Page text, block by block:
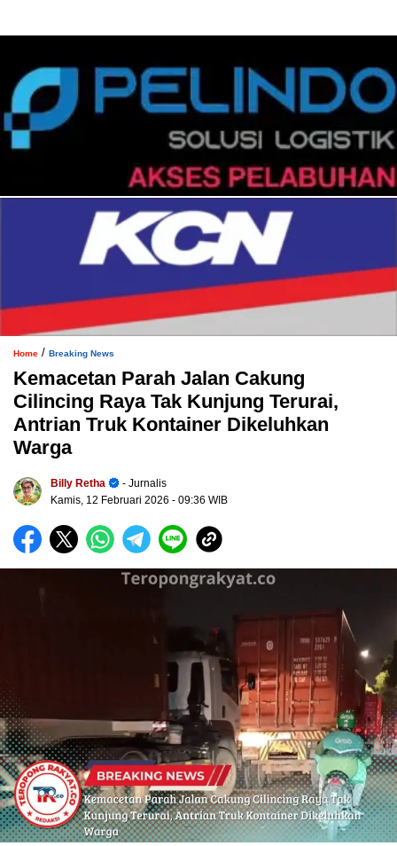
Home / Breaking News
Kemacetan Parah Jalan Cakung
Cilincing Raya Tak Kunjung Terurai,
Antrian Truk Kontainer Dikeluhkan
Warga
Billy Retha
- Jurnalis
Kamis, 12 Februari 2026 - 09:36 WIB